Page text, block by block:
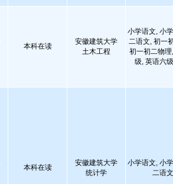
本科在读
安徽建筑大学
土木工程
小学语文, 小
二语文, 初一
初一初二物
级, 英语六
本科在读
安徽建筑大学
统计学
小学语文, 小
二语